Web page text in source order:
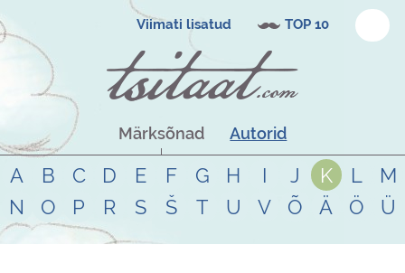
Viimati lisatud TOP 10
Märksõnad Autorid
A B C D E F G H I J K L
M
N
O P R S Š T U V Õ Ä Ö Ü